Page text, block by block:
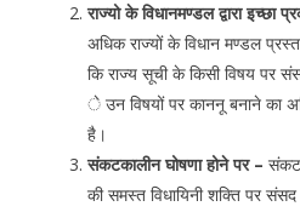
राज्यो के विधानमण्डल द्वारा इच्छा
अधिक राज्यों के विधान मण्डल
कि राज्य सूची के किसी विषय पर
उन विषयों पर काननू बनाने का
है।
संकटकालीन घोषणा होने पर –
की समस्त विधायिनी शक्ति पर